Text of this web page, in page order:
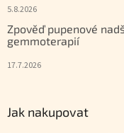
5.8.2026
Zpověď pupenové
gemmoterapií
17.7.2026
Jak nakupovat